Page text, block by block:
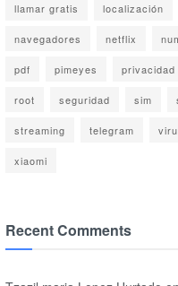
llamar gratis localización
navegadores netflix
pdf pimeyes privacidad
root seguridad sim
streaming telegram
xiaomi
Recent Comments